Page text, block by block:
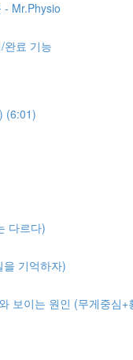
- Mr.Physio
완료 기능
(6:01)
다르다)
기억하자)
보이는 원인 (무게중심+